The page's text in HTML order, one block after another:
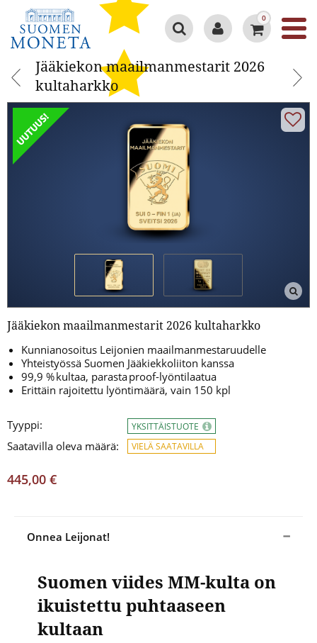
Google 4.3/5
0
Jääkiekon maailmanmestarit 2026
kultaharkko
Jääkiekon maailmanmestarit 2026 kultaharkko
Kunnianosoitus Leijonien maailmanmestaruudelle
Yhteistyössä Suomen Jääkiekkoliiton kanssa
99,9 % kultaa, parasta proof-lyöntilaatua
Erittäin rajoitettu lyöntimäärä, vain 150 kpl
Tyyppi:
Saatavilla oleva määrä:
YKSITTÄISTUOTE
VIELÄ SAATAVILLA
445,00 €
Onnea Leijonat!
Suomen viides MM-kulta on
ikuistettu puhtaaseen
kultaan
Jääkiekon maailmanmestarit 2026
kultaharkko